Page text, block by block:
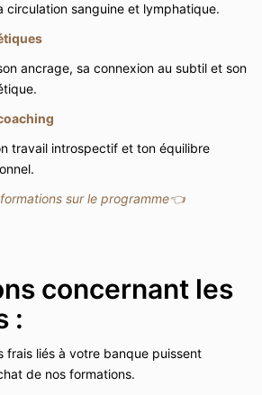
circulation sanguine et lymphatique.
ancrage, sa connexion au subtil et son
travail introspectif et ton équilibre
sur le programme👈
concernant les
:
frais liés à votre banque puissent
de nos formations.